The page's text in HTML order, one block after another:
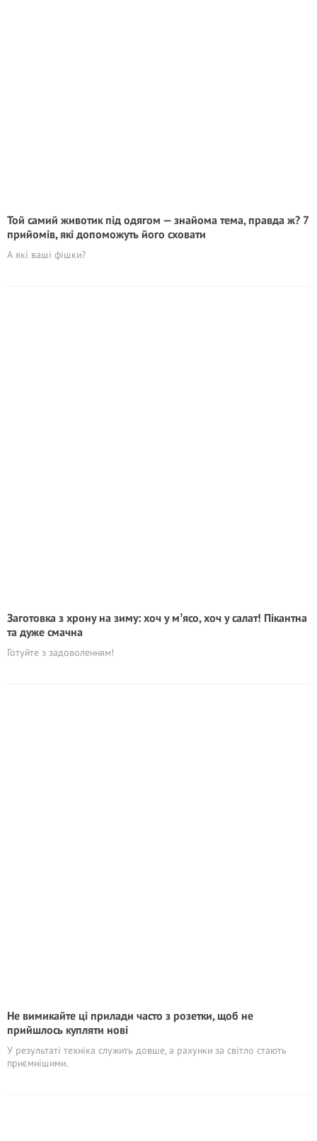
Той самий животик під одягом — знайома тема, правда ж? 7
прийомів, які допоможуть його сховати
А які ваші фішки?
Заготовка з хрону на зиму: хоч у мʼясо, хоч у салат! Пікантна
та дуже смачна
Готуйте з задоволенням!
Не вимикайте ці прилади часто з розетки, щоб не
прийшлось купляти нові
У результаті техніка служить довше, а рахунки за світло стають
приємнішими.